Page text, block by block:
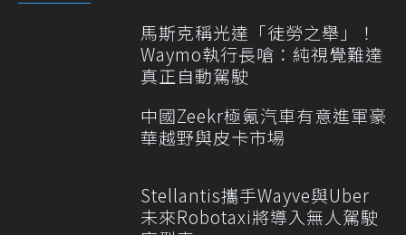
馬斯克稱光達「徒勞之舉」！
Waymo執行長嗆：純視覺難達
真正自動駕駛
中國Zeekr極氪汽車有意進軍豪
華越野與皮卡市場
Stellantis攜手Wayve與Uber
未來Robotaxi將導入無人駕駛